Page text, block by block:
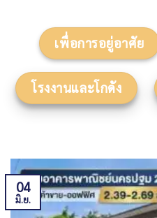
เพื่อการอยู่อาศัย
โรงงานและโกดัง
04
มิ.ย.